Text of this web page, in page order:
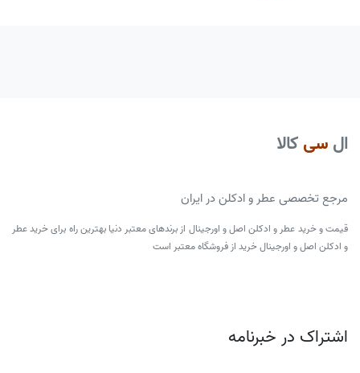
ال سی کالا
مرجع تخصصی عطر و ادکلن در ایران
قیمت و خرید عطر و ادکلن اصل و اورجینال از برندهای معتبر دنیا بهترین راه برای خرید عطر
و ادکلن اصل و اورجینال خرید از فروشگاه معتبر است
اشتراک در خبرنامه